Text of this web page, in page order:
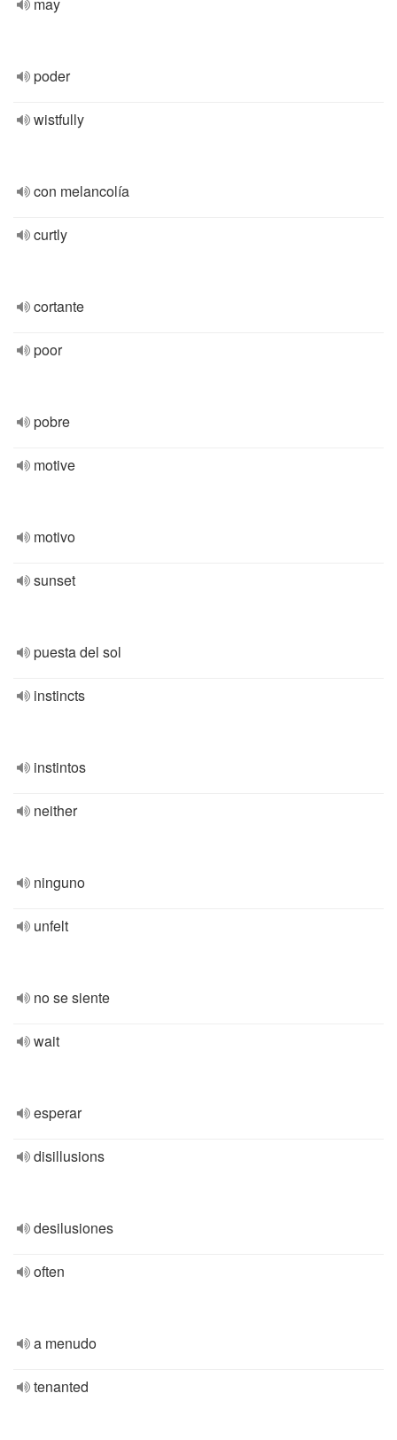
poder
wistfully
con melancolía
curtly
cortante
poor
pobre
motive
motivo
sunset
puesta del sol
instincts
instintos
neither
ninguno
unfelt
no se siente
wait
esperar
disillusions
desilusiones
often
a menudo
tenanted